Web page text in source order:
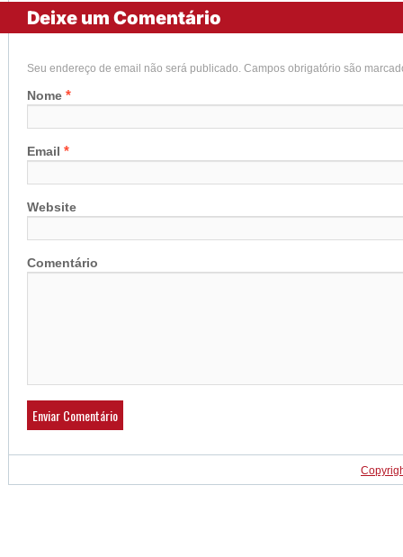
Deixe um Comentário
Seu endereço de email não será publicado. Campos obrigatório são
Nome *
Email *
Website
Comentário